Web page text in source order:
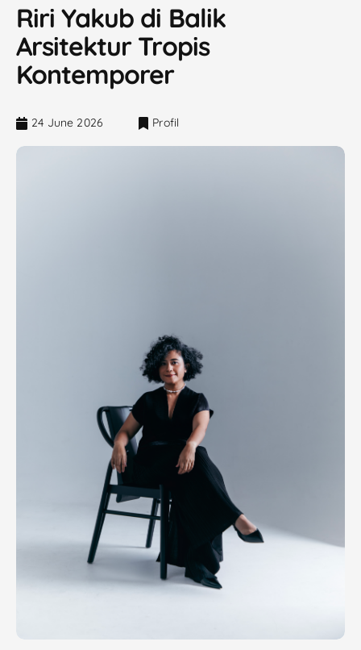
Riri Yakub di Balik
Arsitektur Tropis
Kontemporer
24 June 2026 Profil